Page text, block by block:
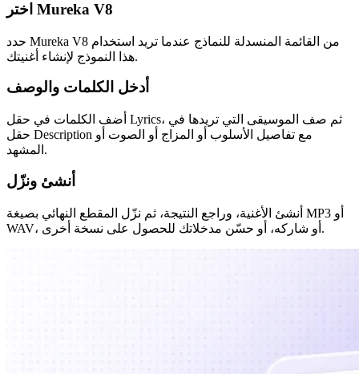
اختر Mureka V8
حدد Mureka V8 من القائمة المنسدلة للنماذج عندما تريد استخدام
هذا النموذج لإنشاء أغنيتك.
أدخل الكلمات والوصف
أضف الكلمات في حقل Lyrics، ثم صف الموسيقى التي تريدها في
حقل Description مع تفاصيل الأسلوب أو المزاج أو الصوت أو
المشهد.
أنشئ ونزّل
أنشئ الأغنية، وراجع النتيجة، ثم نزّل المقطع النهائي بصيغة MP3 أو
WAV، أو شاركه، أو حسّن مدخلاتك للحصول على نسخة أخرى.